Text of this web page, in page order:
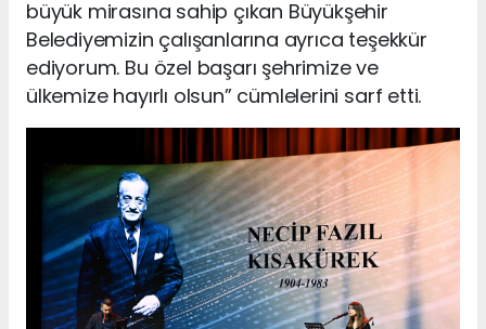
büyük mirasına sahip çıkan Büyükşehir
Belediyemizin çalışanlarına ayrıca teşekkür
ediyorum. Bu özel başarı şehrimize ve
ülkemize hayırlı olsun” cümlelerini sarf etti.